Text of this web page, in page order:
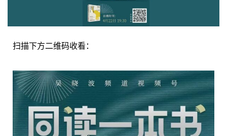
扫描下方二维码收看：